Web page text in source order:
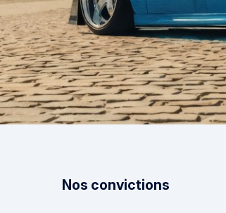
Nos convictions